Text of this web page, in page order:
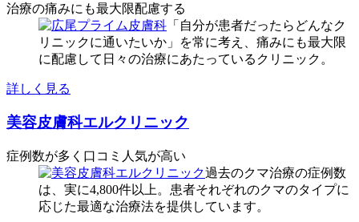
治療の痛みにも最大限配慮する
「自分が患者だったらどんなク
リニックに通いたいか」を常に考え、痛みにも最大限
に配慮して日々の治療にあたっているクリニック。
詳しく見る
美容皮膚科エルクリニック
症例数が多く口コミ人気が高い
過去のクマ治療の症例数
は、実に4,800件以上。患者それぞれのクマのタイプに
応じた最適な治療法を提供しています。